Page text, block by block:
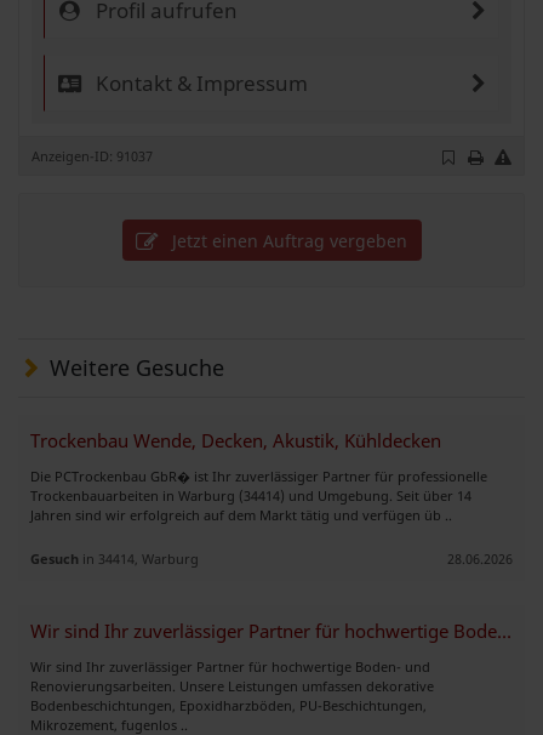
Profil aufrufen
Kontakt & Impressum
Anzeigen-ID: 91037
Jetzt einen Auftrag vergeben
Weitere Gesuche
Trockenbau Wende, Decken, Akustik, Kühldecken
Die PCTrockenbau GbR⁠� ist Ihr zuverlässiger Partner für professionelle
Trockenbauarbeiten in Warburg (34414) und Umgebung. Seit über 14
Jahren sind wir erfolgreich auf dem Markt tätig und verfügen üb ..
Gesuch in 34414, Warburg 28.06.2026
Wir sind Ihr zuverlässiger Partner für hochwertige Boden- und Renovier
Wir sind Ihr zuverlässiger Partner für hochwertige Boden- und
Renovierungsarbeiten. Unsere Leistungen umfassen dekorative
Bodenbeschichtungen, Epoxidharzböden, PU-Beschichtungen,
Mikrozement, fugenlos ..